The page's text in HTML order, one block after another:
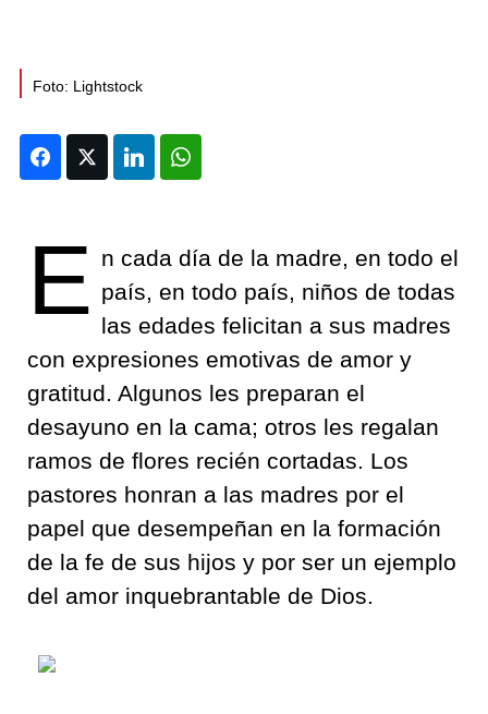
Foto: Lightstock
FacebookTwitter LinkedIn
E n cada día de la madre, en todo el
país, en todo país, niños de todas
las edades felicitan a sus madres
con expresiones emotivas de amor y
gratitud. Algunos les preparan el
desayuno en la cama; otros les regalan
ramos de flores recién cortadas. Los
pastores honran a las madres por el
papel que desempeñan en la formación
de la fe de sus hijos y por ser un ejemplo
del amor inquebrantable de Dios.